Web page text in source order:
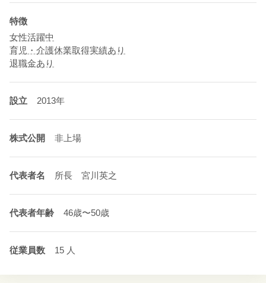
特徴
女性活躍中
育児・介護休業取得実績あり
退職金あり
設立 2013年
株式公開 非上場
代表者名 所長 宮川英之
代表者年齢 46歳〜50歳
従業員数 15 人